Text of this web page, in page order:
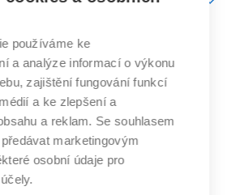
výzkumu
fondů
učení
technické
V BRNĚ
www.vut.cz
vut@vutbr.cz
používáme ke
a analýze informací o výkonu
zajištění fungování funkcí
a ke zlepšení a
a reklam. Se souhlasem
marketingovým
osobní údaje pro